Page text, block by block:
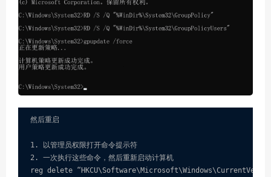
然后重启
1. 以管理员权限打开命令提示符
2. 一次执行这些命令，然后重新启动计算机
reg delete